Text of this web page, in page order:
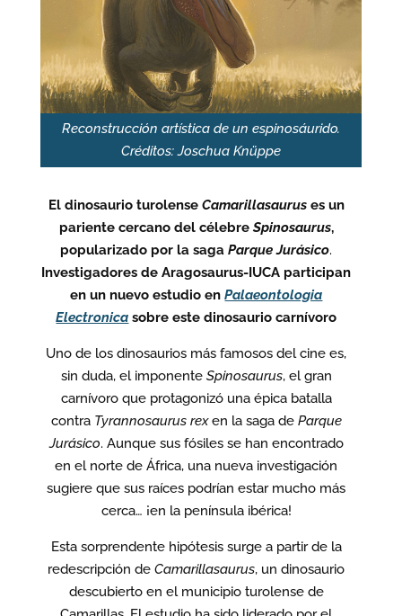
Reconstrucción artística de un espinosáurido.
Créditos: Joschua Knüppe
El dinosaurio turolense Camarillasauruses un
pariente cercano del célebreSpinosaurus,
popularizado por la sagaParque Jurásico.
Investigadores de Aragosaurus-IUCA participan
en un nuevo estudio enPalaeontologia
Electronica sobre este dinosaurio carnívoro
Uno de los dinosaurios más famosos del cine es,
sin duda, el imponente Spinosaurus, el gran
carnívoro que protagonizó una épica batalla
contra Tyrannosaurus rexen la saga de Parque
Jurásico. Aunque sus fósiles se han encontrado
en el norte de África, una nueva investigación
sugiere que sus raíces podrían estar mucho más
cerca… ¡en la península ibérica!
Esta sorprendente hipótesis surge a partir de la
redescripción deCamarillasaurus, un dinosaurio
descubierto en el municipio turolense de